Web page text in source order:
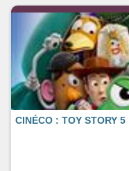
CINÉCO : TOY STORY 5